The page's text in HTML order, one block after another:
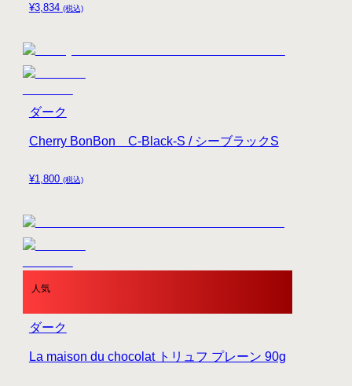
¥3,834 (税込)
¥1,800 (税込)
Cherry BonBon C-Black-S / シーブラックS
ダーク
人気
La maison du chocolat トリュフ プレーン 90g
ダーク